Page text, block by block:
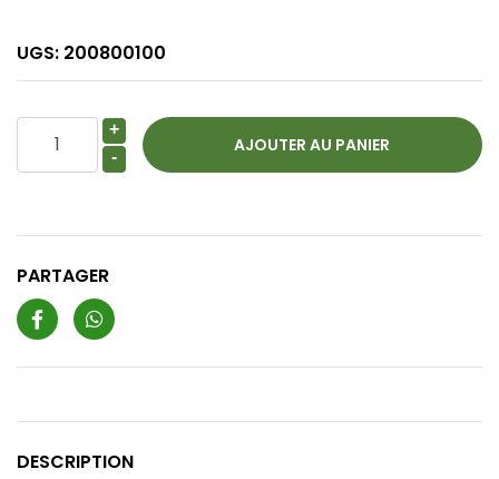
UGS: 200800100
+
-
PARTAGER
DESCRIPTION